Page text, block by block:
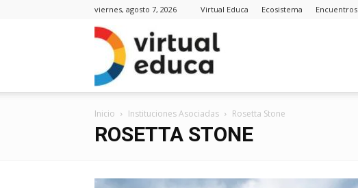
viernes, agosto 7, 2026 Virtual Educa Ecosistema Encuentros
Inicio Instituciones Asociadas Rosetta Stone
ROSETTA STONE